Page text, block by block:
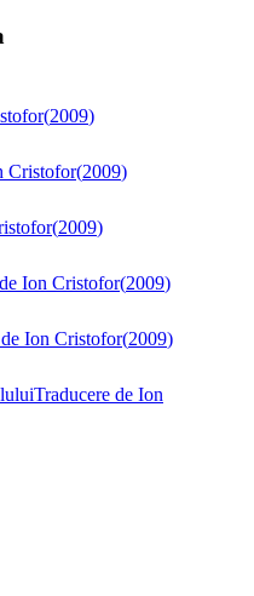
(2009)
Cristofor(2009)
(2009)
Ion Cristofor(2009)
Ion Cristofor(2009)
Traducere de Ion